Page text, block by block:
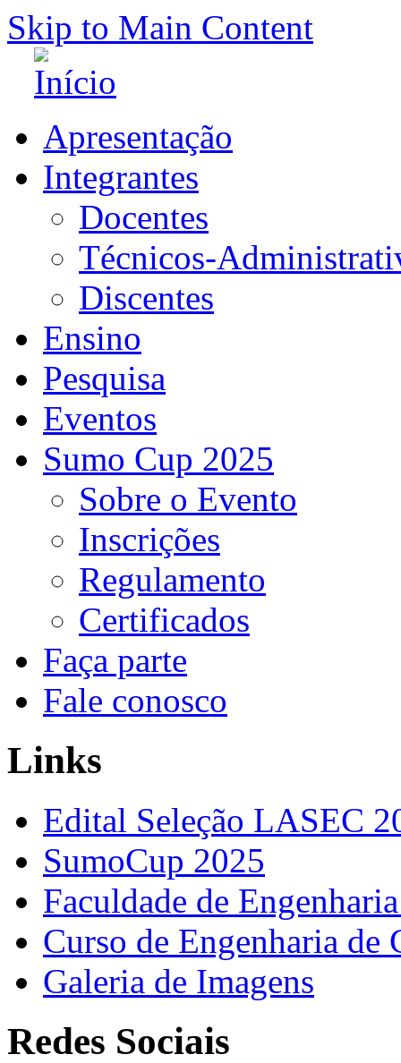
Skip to Main Content
Apresentação
Integrantes
Docentes
Técnicos-
Discentes
Ensino
Pesquisa
Eventos
Sumo Cup 2025
Sobre o Evento
Inscrições
Regulamento
Certificados
Faça parte
Fale conosco
Links
Edital Seleção LASEC
SumoCup 2025
Faculdade de
Curso de Engenharia
Galeria de Imagens
Redes Sociais